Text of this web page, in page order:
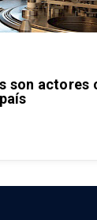
son actores